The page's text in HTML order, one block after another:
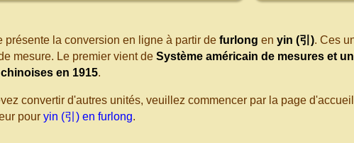
présente la conversion en ligne à partir de furlong en yin (引). Ces
mesure. Le premier vient de Système américain de mesures et
en 1915.
convertir d'autres unités, veuillez commencer par la page
pour yin (引) en furlong.